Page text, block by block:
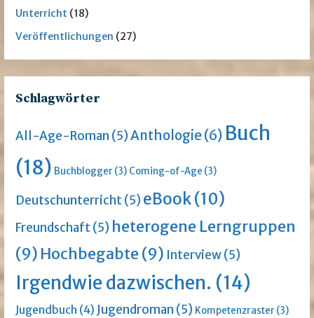
Unterricht (18)
Veröffentlichungen (27)
Schlagwörter
All-Age-Roman (5)Anthologie(6) Buch
(18) Buchblogger (3) Coming-of-Age (3)
Deutschunterricht(5) eBook(10)
Freundschaft(5) heterogene Lerngruppen
(9) Hochbegabte (9) Interview(5)
Irgendwie dazwischen. (14)
Jugendbuch (4) Jugendroman (5) Kompetenzraster (3)